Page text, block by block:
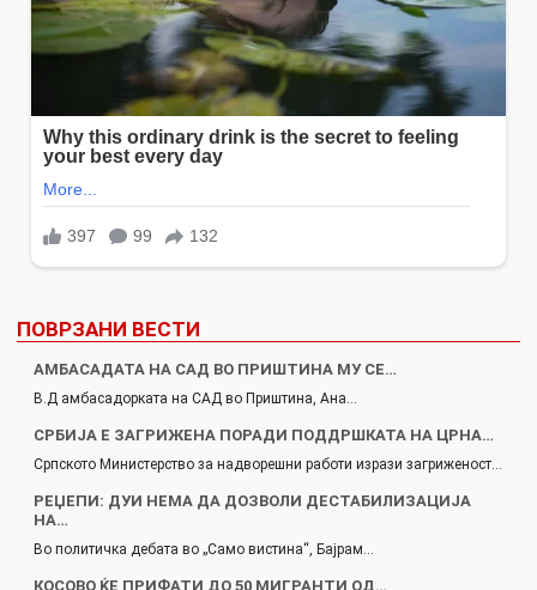
ПОВРЗАНИ ВЕСТИ
АМБАСАДАТА НА САД ВО ПРИШТИНА МУ СЕ…
В.Д амбасадорката на САД во Приштина, Ана…
СРБИЈА Е ЗАГРИЖЕНА ПОРАДИ ПОДДРШКАТА НА ЦРНА…
Српското Министерство за надворешни работи изрази загриженост…
РЕЏЕПИ: ДУИ НЕМА ДА ДОЗВОЛИ ДЕСТАБИЛИЗАЦИЈА
НА…
Во политичка дебата во „Само вистина“, Бајрам…
КОСОВО ЌЕ ПРИФАТИ ДО 50 МИГРАНТИ ОД…